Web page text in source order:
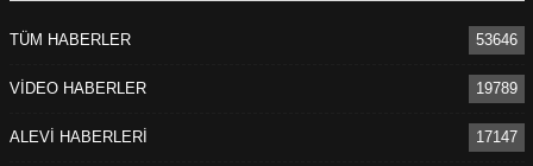
TÜM HABERLER 53646
VİDEO HABERLER 19789
ALEVİ HABERLERİ 17147